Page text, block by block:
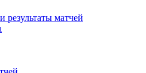
результаты матчей